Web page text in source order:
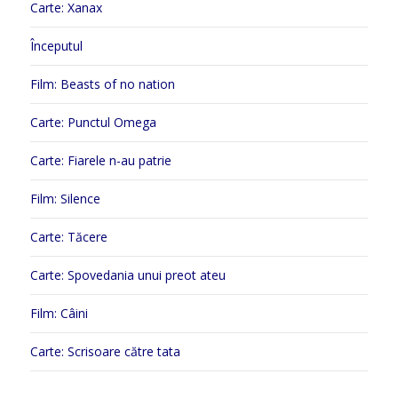
Carte: Xanax
Începutul
Film: Beasts of no nation
Carte: Punctul Omega
Carte: Fiarele n-au patrie
Film: Silence
Carte: Tăcere
Carte: Spovedania unui preot ateu
Film: Câini
Carte: Scrisoare către tata